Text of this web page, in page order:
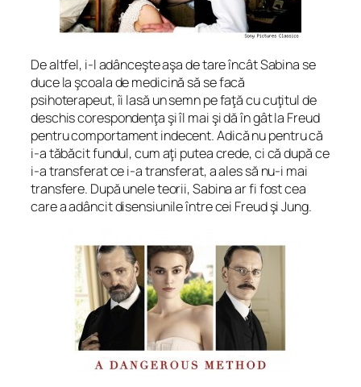
De altfel, i-l adânceşte aşa de tare încât Sabina se
duce la şcoala de medicină să se facă
psihoterapeut, îi lasă un semn pe faţă cu cuţitul de
deschis corespondenţa şi îl mai şi dă în gât la Freud
pentru comportament indecent. Adică nu pentru că
i-a tăbăcit fundul, cum aţi putea crede, ci că după ce
i-a transferat ce i-a transferat, a ales să nu-i mai
transfere. După unele teorii, Sabina ar fi fost cea
care a adâncit disensiunile între cei Freud şi Jung.